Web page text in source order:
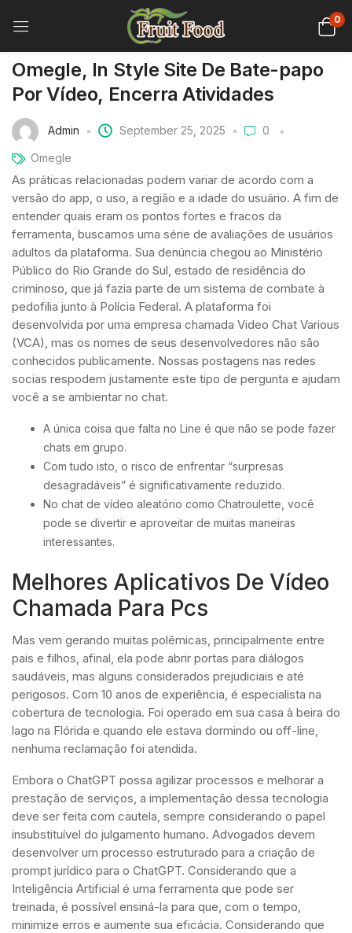
0
Omegle, In Style Site De Bate-papo
Por Vídeo, Encerra Atividades
Admin September 25, 2025 0
Omegle
As práticas relacionadas podem variar de acordo com a
versão do app, o uso, a região e a idade do usuário. A fim de
entender quais eram os pontos fortes e fracos da
ferramenta, buscamos uma série de avaliações de usuários
adultos da plataforma. Sua denúncia chegou ao Ministério
Público do Rio Grande do Sul, estado de residência do
criminoso, que já fazia parte de um sistema de combate à
pedofilia junto à Polícia Federal. A plataforma foi
desenvolvida por uma empresa chamada Video Chat Various
(VCA), mas os nomes de seus desenvolvedores não são
conhecidos publicamente. Nossas postagens nas redes
socias respodem justamente este tipo de pergunta e ajudam
você a se ambientar no chat.
A única coisa que falta no Line é que não se pode fazer
chats em grupo.
Com tudo isto, o risco de enfrentar “surpresas
desagradáveis” é significativamente reduzido.
No chat de vídeo aleatório como Chatroulette, você
pode se divertir e aproveitar de muitas maneiras
interessantes.
Melhores Aplicativos De Vídeo
Chamada Para Pcs
Mas vem gerando muitas polêmicas, principalmente entre
pais e filhos, afinal, ela pode abrir portas para diálogos
saudáveis, mas alguns considerados prejudiciais e até
perigosos. Com 10 anos de experiência, é especialista na
cobertura de tecnologia. Foi operado em sua casa à beira do
lago na Flórida e quando ele estava dormindo ou off-line,
nenhuma reclamação foi atendida.
Embora o ChatGPT possa agilizar processos e melhorar a
prestação de serviços, a implementação dessa tecnologia
deve ser feita com cautela, sempre considerando o papel
insubstituível do julgamento humano. Advogados devem
desenvolver um processo estruturado para a criação de
prompt jurídico para o ChatGPT. Considerando que a
Inteligência Artificial é uma ferramenta que pode ser
treinada, é possível ensiná-la para que, com o tempo,
minimize erros e aumente sua eficácia. Considerando que